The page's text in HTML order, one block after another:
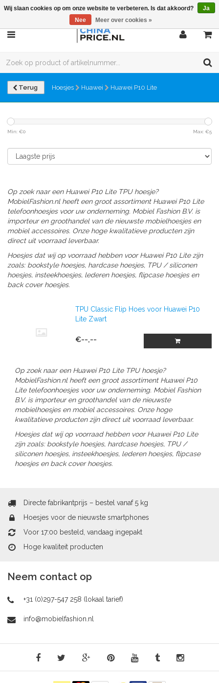
Terug Hoesjes Huawei Huawei P10 Lite
Min: €0 Max: €5
Op zoek naar een Huawei P10 Lite TPU hoesje?
MobielFashion.nl heeft een groot assortiment Huawei P10 Lite
telefoonhoesjes voor uw onderneming. Mobiel Fashion B.V. is
importeur en groothandel van de nieuwste mobielhoesjes en
mobiel accessoires. Onze hoge kwalitatieve producten zijn
direct uit voorraad leverbaar.
Hoesjes dat wij op voorraad hebben voor Huawei P10 Lite zijn
zoals: bookstyle hoesjes, hardcase hoesjes, TPU / siliconen
hoesjes, insteekhoesjes, lederen hoesjes, flipcase hoesjes en
back cover hoesjes.
TPU Classic Flip Hoes voor Huawei P10
Lite Zwart
€--,--
Op zoek naar een Huawei P10 Lite TPU hoesje?
MobielFashion.nl heeft een groot assortiment Huawei P10
Lite telefoonhoesjes voor uw onderneming. Mobiel Fashion
B.V. is importeur en groothandel van de nieuwste
mobielhoesjes en mobiel accessoires. Onze hoge
kwalitatieve producten zijn direct uit voorraad leverbaar.
Hoesjes dat wij op voorraad hebben voor Huawei P10 Lite
zijn zoals: bookstyle hoesjes, hardcase hoesjes, TPU /
siliconen hoesjes, insteekhoesjes, lederen hoesjes, flipcase
hoesjes en back cover hoesjes.
Directe fabrikantprijs – bestel vanaf 5 kg
Hoesjes voor de nieuwste smartphones
Voor 17:00 besteld, vandaag ingepakt
Hoge kwaliteit producten
Neem contact op
+31 (0)297-547 258 (lokaal tarief)
info@mobielfashion.nl
Wij slaan cookies op om onze website te verbeteren. Is dat akkoord?
Ja
Nee
Meer over cookies »